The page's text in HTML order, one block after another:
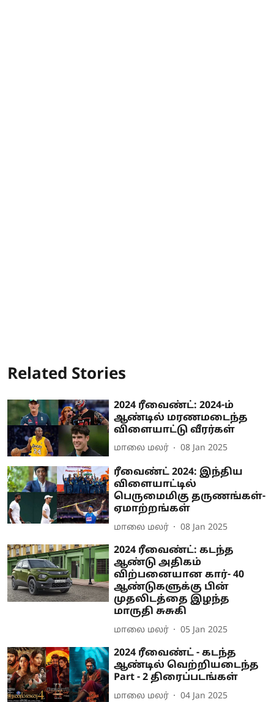
Related Stories
2024 ரீவைண்ட்: 2024-ம்
ஆண்டில் மரணமடைந்த
விளையாட்டு வீரர்கள்
மாலை மலர் 08 Jan 2025
ரீவைண்ட் 2024: இந்திய
விளையாட்டில்
பெருமைமிகு தருணங்கள்-
ஏமாற்றங்கள்
மாலை மலர் 08 Jan 2025
2024 ரீவைண்ட்: கடந்த
ஆண்டு அதிகம்
விற்பனையான கார்- 40
ஆண்டுகளுக்கு பின்
முதலிடத்தை இழந்த
மாருதி சுசுகி
மாலை மலர் 05 Jan 2025
2024 ரீவைண்ட் - கடந்த
ஆண்டில் வெற்றியடைந்த
Part - 2 திரைப்படங்கள்
மாலை மலர் 04 Jan 2025